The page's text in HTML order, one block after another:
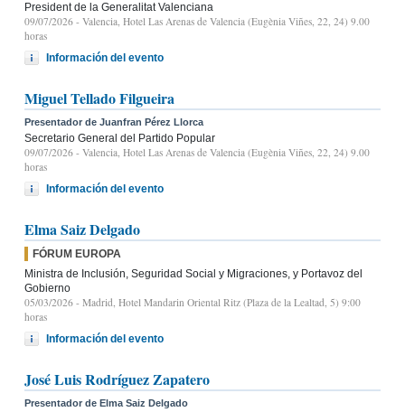
President de la Generalitat Valenciana
09/07/2026 - Valencia, Hotel Las Arenas de Valencia (Eugènia Viñes, 22, 24) 9.00
horas
Información del evento
Miguel Tellado Filgueira
Presentador de Juanfran Pérez Llorca
Secretario General del Partido Popular
09/07/2026 - Valencia, Hotel Las Arenas de Valencia (Eugènia Viñes, 22, 24) 9.00
horas
Información del evento
Elma Saiz Delgado
FÓRUM EUROPA
Ministra de Inclusión, Seguridad Social y Migraciones, y Portavoz del
Gobierno
05/03/2026 - Madrid, Hotel Mandarin Oriental Ritz (Plaza de la Lealtad, 5) 9:00
horas
Información del evento
José Luis Rodríguez Zapatero
Presentador de Elma Saiz Delgado